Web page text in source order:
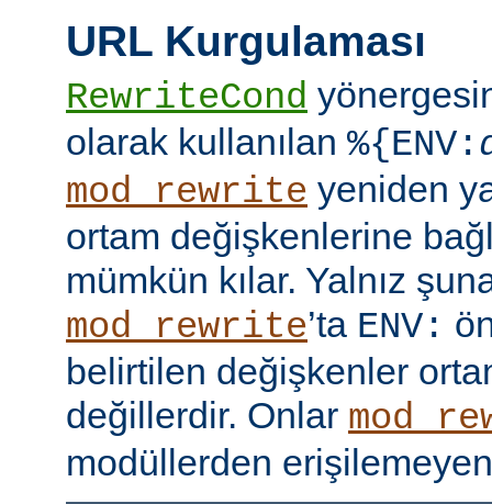
URL Kurgulaması
RewriteCond
olarak kullanılan %{ENV:
mod_rewrite yeniden
ortam değişkenlerine
mümkün kılar. Yalnız
mod_rewrite’ta ENV:
belirtilen değişkenler
değillerdir. Onlar
modüllerden